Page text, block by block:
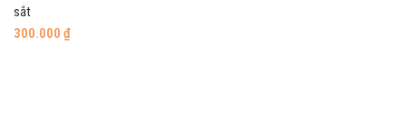
sắt
300.000 ₫